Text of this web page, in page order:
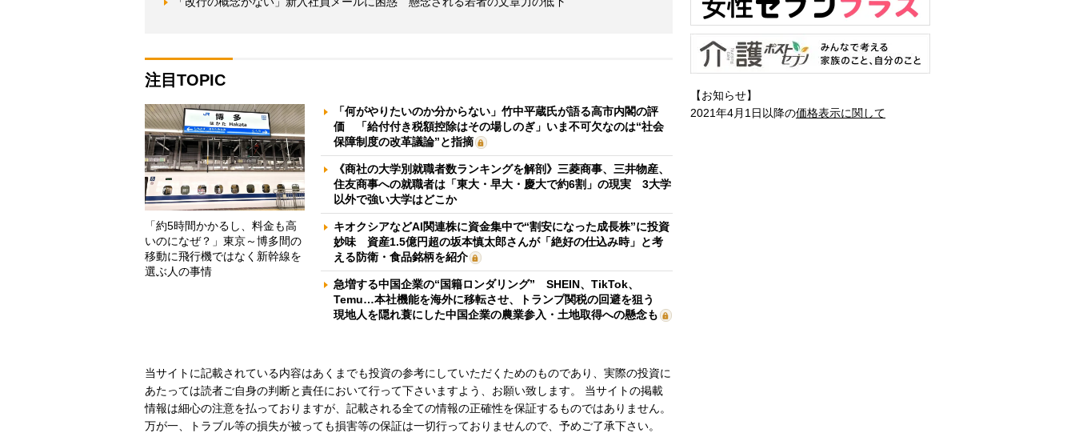
注目TOPIC
「約5時間かかるし、料金も高
いのになぜ？」東京～博多間の
移動に飛行機ではなく新幹線を
選ぶ人の事情
「何がやりたいのか分からない」竹中平蔵氏が語る高市内閣の評
価 「給付付き税額控除はその場しのぎ」いま不可欠なのは“社会
保障制度の改革議論”と指摘
《商社の大学別就職者数ランキングを解剖》三菱商事、三井物産、
住友商事への就職者は「東大・早大・慶大で約6割」の現実 3大学
以外で強い大学はどこか
キオクシアなどAI関連株に資金集中で“割安になった成長株”に投資
妙味 資産1.5億円超の坂本慎太郎さんが「絶好の仕込み時」と考
える防衛・食品銘柄を紹介
急増する中国企業の“国籍ロンダリング” SHEIN、TikTok、
Temu…本社機能を海外に移転させ、トランプ関税の回避を狙う
現地人を隠れ蓑にした中国企業の農業参入・土地取得への懸念も
当サイトに記載されている内容はあくまでも投資の参考にしていただくためのものであり、実際の投資に
あたっては読者ご自身の判断と責任において行って下さいますよう、お願い致します。 当サイトの掲載
情報は細心の注意を払っておりますが、記載される全ての情報の正確性を保証するものではありません。
万が一、トラブル等の損失が被っても損害等の保証は一切行っておりませんので、予めご了承下さい。
【お知らせ】
2021年4月1日以降の価格表示に関して